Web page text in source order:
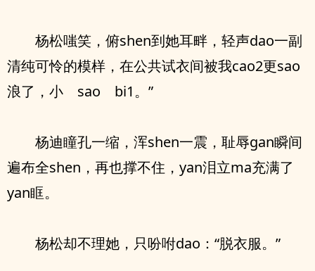
杨松嗤笑，俯shen到她耳畔，轻声dao一副
清纯可怜的模样，在公共试衣间被我cao2更sao
浪了，小 sao bi1。”
杨迪瞳孔一缩，浑shen一震，耻辱gan瞬间
遍布全shen，再也撑不住，yan泪立ma充满了
yan眶。
杨松却不理她，只吩咐dao：“脱衣服。”